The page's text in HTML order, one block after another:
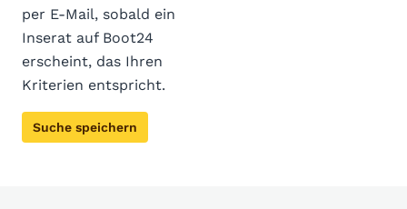
per E-Mail, sobald ein
Inserat auf Boot24
erscheint, das Ihren
Kriterien entspricht.
Suche speichern